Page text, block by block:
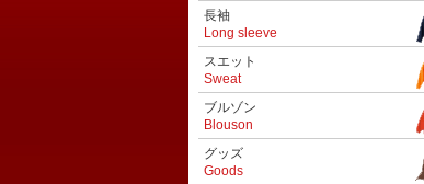
長袖
Long sleeve
スエット
Sweat
ブルゾン
Blouson
グッズ
Goods